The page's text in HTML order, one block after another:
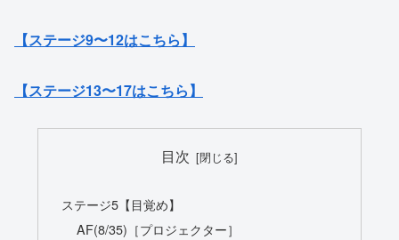
【ステージ9〜12はこちら】
【ステージ13〜17はこちら】
目次
ステージ5【目覚め】
AF(8/35)［プロジェクター］